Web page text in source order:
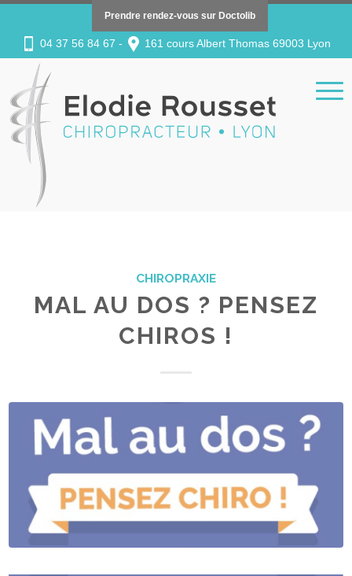
Prendre rendez-vous sur Doctolib
04 37 56 84 67 - 161 cours Albert Thomas 69003 Lyon
CHIROPRAXIE
MAL AU DOS ? PENSEZ
CHIROS !